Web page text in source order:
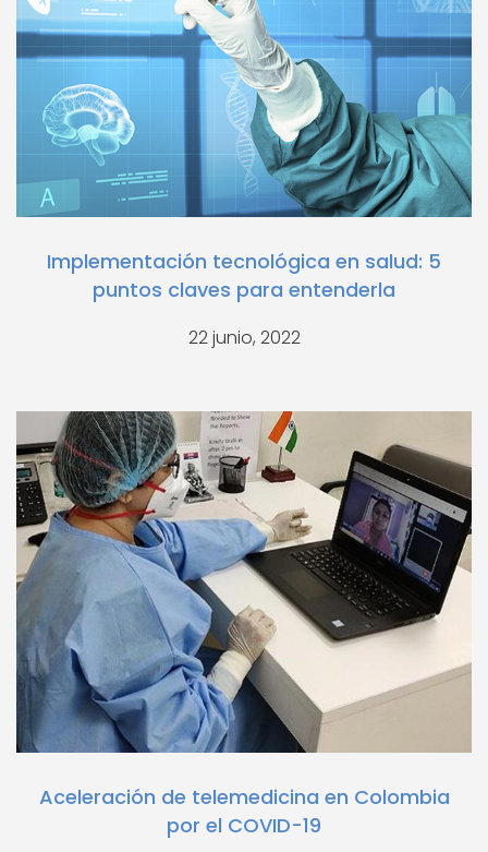
Implementación tecnológica en salud: 5
puntos claves para entenderla
22 junio, 2022
Aceleración de telemedicina en Colombia
por el COVID-19